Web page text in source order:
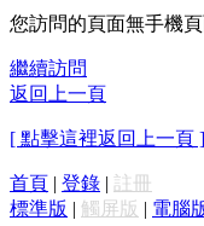
您訪問的頁面無手機
繼續訪問
返回上一頁
[ 點擊這裡返回上一頁 ]
首頁 | 登錄 | 註冊
標準版 | 觸屏版 | 電腦